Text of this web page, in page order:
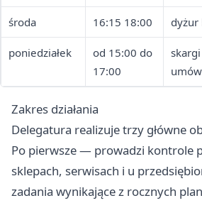
środa 16:15 18:00 dyżur
poniedziałek
od 15:00 do
17:00
Zakres działania
Delegatura realizuje trzy główne
Po pierwsze — prowadzi kontrole
sklepach, serwisach i u
zadania wynikające z rocznych